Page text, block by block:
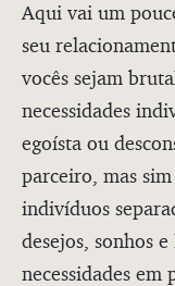
Aqui vai um
seu
vocês sejam
necessidades
egoísta ou
parceiro, mas
indivíduos
desejos, sonhos
necessidades